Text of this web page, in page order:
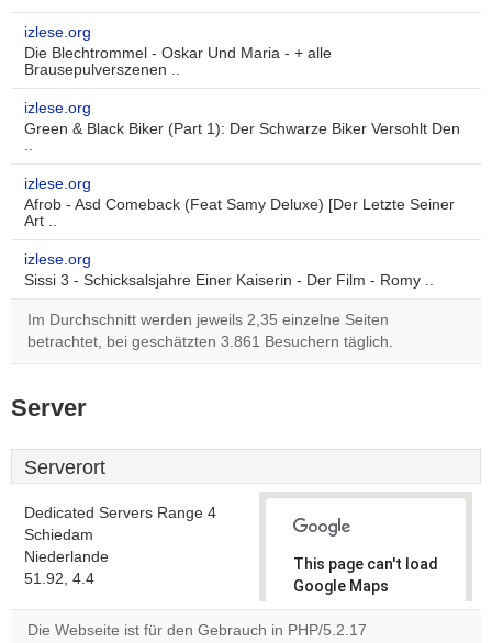
izlese.org
Die Blechtrommel - Oskar Und Maria - + alle
Brausepulverszenen ..
izlese.org
Green & Black Biker (Part 1): Der Schwarze Biker Versohlt Den
..
izlese.org
Afrob - Asd Comeback (Feat Samy Deluxe) [Der Letzte Seiner
Art ..
izlese.org
Sissi 3 - Schicksalsjahre Einer Kaiserin - Der Film - Romy ..
Im Durchschnitt werden jeweils 2,35 einzelne Seiten
betrachtet, bei geschätzten 3.861 Besuchern täglich.
Server
Serverort
Dedicated Servers Range 4
Schiedam
Niederlande
51.92, 4.4
This page can't load
Google Maps
correctly.
Die Webseite ist für den Gebrauch in PHP/5.2.17